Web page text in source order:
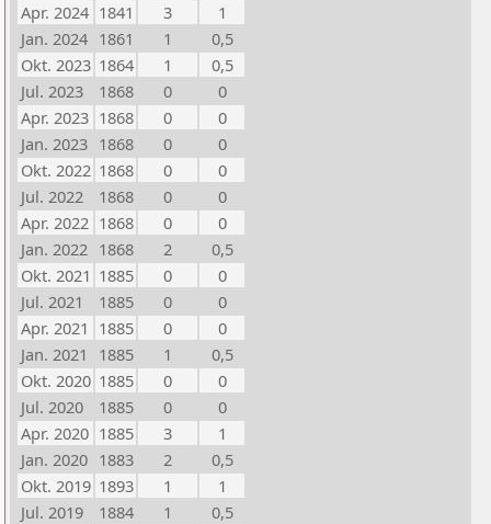
Apr. 2024 1841 3
1
Jan. 2024 1861 1
0,5
Okt. 2023 1864 1
0,5
Jul. 2023
1868 0
0
Apr. 2023 1868 0
0
Jan. 2023 1868 0
0
Okt. 2022 1868 0
0
Jul. 2022
1868 0
0
Apr. 2022 1868 0
0
Jan. 2022 1868 2
0,5
Okt. 2021 1885 0
0
Jul. 2021
1885 0
0
Apr. 2021 1885 0
0
Jan. 2021
1885 1
0,5
Okt. 2020 1885 0
0
Jul. 2020
1885 0
0
Apr. 2020 1885 3
1
Jan. 2020 1883 2
0,5
Okt. 2019 1893 1
1
Jul. 2019
1884 1
0,5